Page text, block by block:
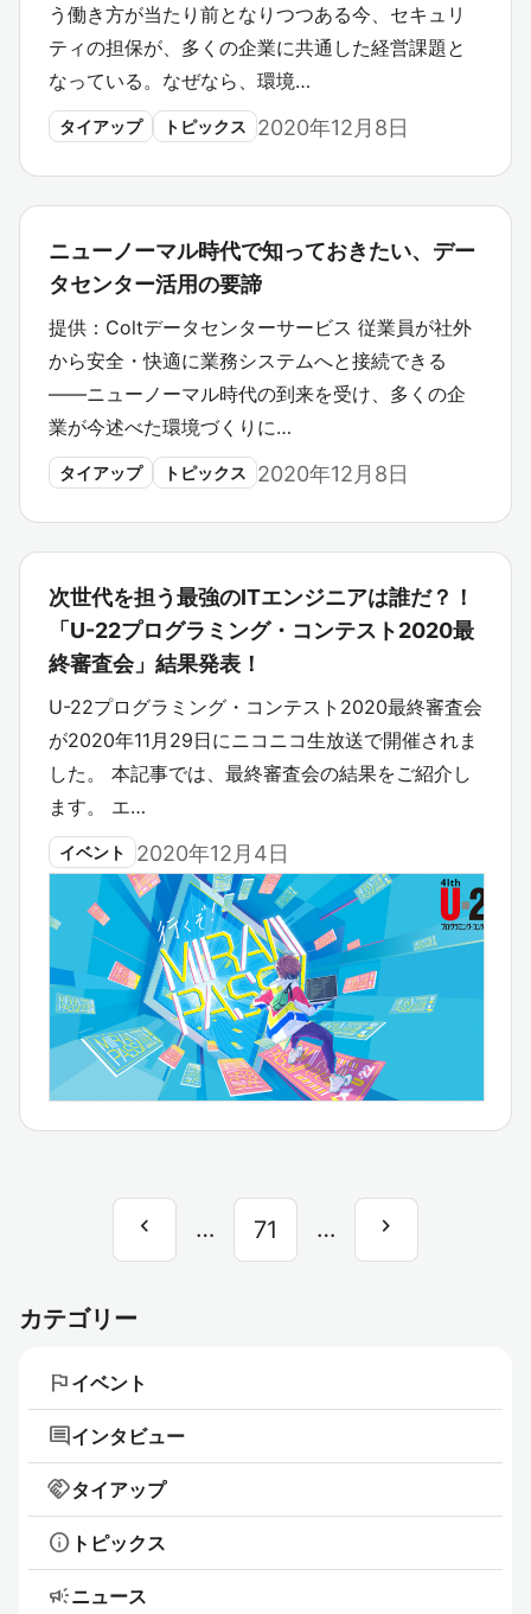
う働き方が当たり前となりつつある今、セキュリ
ティの担保が、多くの企業に共通した経営課題と
なっている。なぜなら、環境…
タイアップ トピックス 2020年12月8日
ニューノーマル時代で知っておきたい、デー
タセンター活用の要諦
提供：Coltデータセンターサービス 従業員が社外
から安全・快適に業務システムへと接続できる
――ニューノーマル時代の到来を受け、多くの企
業が今述べた環境づくりに…
タイアップ トピックス 2020年12月8日
次世代を担う最強のITエンジニアは誰だ？！
「U-22プログラミング・コンテスト2020最
終審査会」結果発表！
U-22プログラミング・コンテスト2020最終審査会
が2020年11月29日にニコニコ生放送で開催されま
した。 本記事では、最終審査会の結果をご紹介し
ます。 エ…
イベント 2020年12月4日
chevron_left … 71 … chevron_right
カテゴリー
flag イベント
commentインタビュー
handshakeタイアップ
info トピックス
campaignニュース